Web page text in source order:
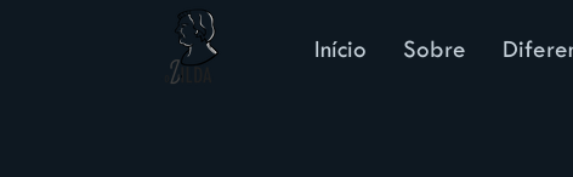
Início Sobre